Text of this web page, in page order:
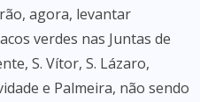
agora, levantar
verdes nas Juntas de
S. Vítor, S. Lázaro,
e Palmeira, não sendo